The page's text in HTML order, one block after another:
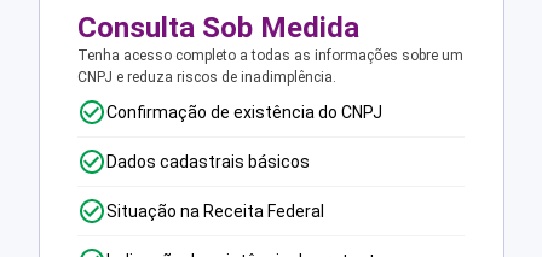
Consulta Sob Medida
Tenha acesso completo a todas as informações sobre um
CNPJ e reduza riscos de inadimplência.
Confirmação de existência do CNPJ
Dados cadastrais básicos
Situação na Receita Federal